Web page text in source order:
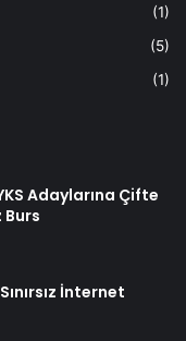
(1)
(5)
(1)
Adaylarına Çifte
İnternet